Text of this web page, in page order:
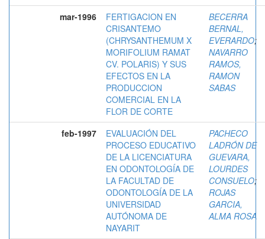
mar-1996
FERTIGACION EN
CRISANTEMO
(CHRYSANTHEMUM X
MORIFOLIUM RAMAT
CV. POLARIS) Y SUS
EFECTOS EN LA
PRODUCCION
COMERCIAL EN LA
FLOR DE CORTE
BECERRA
BERNAL,
EVERARDO;
NAVARRO
RAMOS,
RAMON
SABAS
feb-1997
EVALUACIÓN DEL
PROCESO EDUCATIVO
DE LA LICENCIATURA
EN ODONTOLOGÍA DE
LA FACULTAD DE
ODONTOLOGÍA DE LA
UNIVERSIDAD
AUTÓNOMA DE
NAYARIT
PACHECO
LADRÓN DE
GUEVARA,
LOURDES
CONSUELO;
ROJAS
GARCIA,
ALMA ROSA